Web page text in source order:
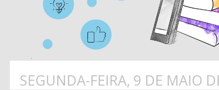
SEGUNDA-FEIRA, 9 DE MAIO